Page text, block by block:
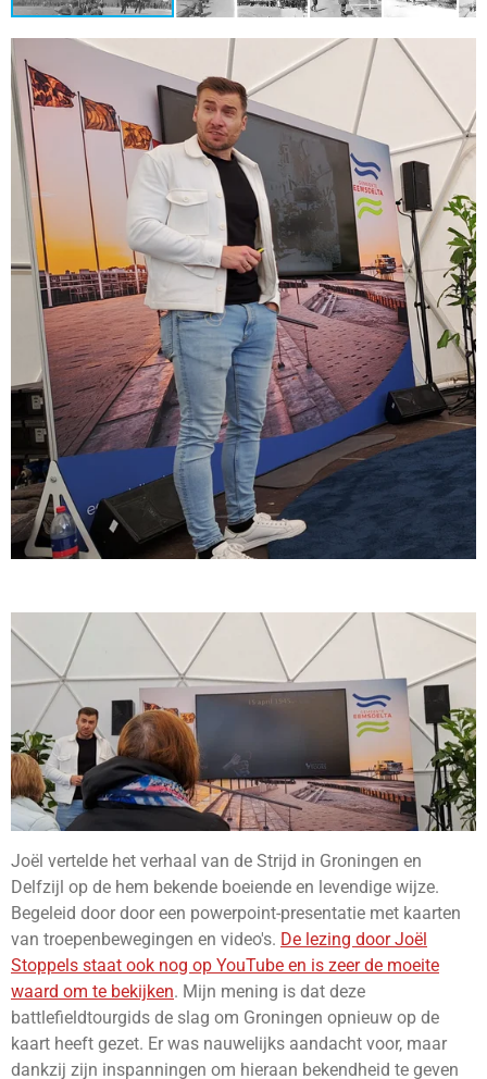
Joël vertelde het verhaal van de Strijd in Groningen en
Delfzijl op de hem bekende boeiende en levendige wijze.
Begeleid door door een powerpoint-presentatie met kaarten
van troepenbewegingen en video's. De lezing door Joël
Stoppels staat ook nog op YouTube en is zeer de moeite
waard om te bekijken. Mijn mening is dat deze
battlefieldtourgids de slag om Groningen opnieuw op de
kaart heeft gezet. Er was nauwelijks aandacht voor, maar
dankzij zijn inspanningen om hieraan bekendheid te geven